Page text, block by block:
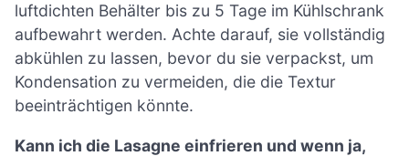
luftdichten Behälter bis zu 5 Tage im Kühlschrank
aufbewahrt werden. Achte darauf, sie vollständig
abkühlen zu lassen, bevor du sie verpackst, um
Kondensation zu vermeiden, die die Textur
beeinträchtigen könnte.
Kann ich die Lasagne einfrieren und wenn ja,